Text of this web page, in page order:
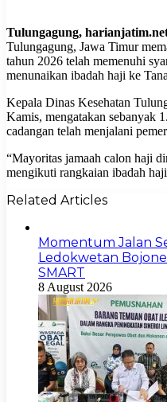
Tulungagung,
Tulungagung, Jawa Timur
tahun 2026 telah memenuhi
menunaikan ibadah haji ke
Kepala Dinas Kesehatan
Kamis, mengatakan sebanyak
cadangan telah menjalani
“Mayoritas jamaah calon haji
mengikuti rangkaian ibadah
Related Articles
Momentum Jalan
Ledokwetan
SMART
8 August 2026